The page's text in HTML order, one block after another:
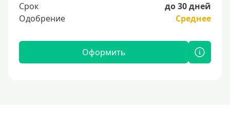
Срок
до 30 дней
Одобрение
Среднее
Оформить